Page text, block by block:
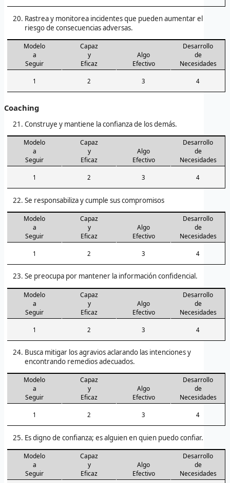
Rastrea y monitorea incidentes que pueden aumentar el
riesgo de consecuencias adversas.
Modelo
a
Seguir
Capaz
y
Eficaz
Algo
Efectivo
Desarrollo
de
Necesidades
1 2 3 4
Coaching
Construye y mantiene la confianza de los demás.
Modelo
a
Seguir
Capaz
y
Eficaz
Algo
Efectivo
Desarrollo
de
Necesidades
1 2 3 4
Se responsabiliza y cumple sus compromisos
Modelo
a
Seguir
Capaz
y
Eficaz
Algo
Efectivo
Desarrollo
de
Necesidades
1 2 3 4
Se preocupa por mantener la información confidencial.
Modelo
a
Seguir
Capaz
y
Eficaz
Algo
Efectivo
Desarrollo
de
Necesidades
1 2 3 4
Busca mitigar los agravios aclarando las intenciones y
encontrando remedios adecuados.
Modelo
a
Seguir
Capaz
y
Eficaz
Algo
Efectivo
Desarrollo
de
Necesidades
1 2 3 4
Es digno de confianza; es alguien en quien puedo confiar.
Modelo
a
Seguir
Capaz
y
Eficaz
Algo
Efectivo
Desarrollo
de
Necesidades